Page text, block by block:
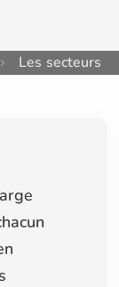
Les secteurs